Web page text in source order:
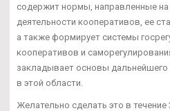
содержит нормы, направленные на
деятельности кооперативов, ее
а также формирует системы
кооперативов и
закладывает основы дальнейшего
в этой области.
Желательно сделать это в